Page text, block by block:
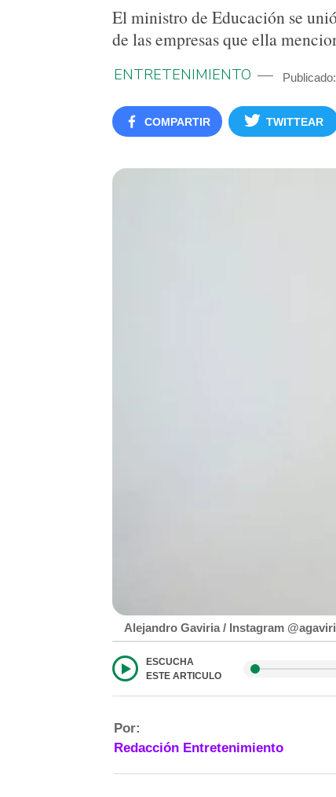
El ministro de Educación se
de las empresas que ella
ENTRETENIMIENTO
COMPARTIR TWITTEAR
Alejandro Gaviria / Instagram
ESCUCHA
ESTE ARTICULO
Por:
Redacción Entretenimiento